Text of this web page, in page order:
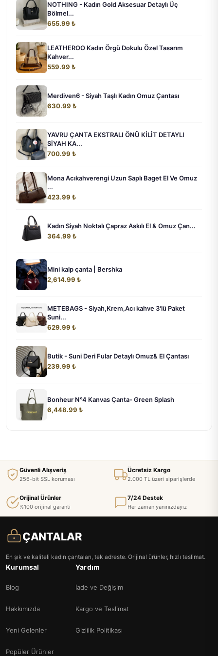
NOTHING - Kadın Gold Aksesuar Detaylı Üç
Bölmel...
655.99 ₺
LEATHEROO Kadın Örgü Dokulu Özel Tasarım
Kahver...
559.99 ₺
Merdiven6 - Siyah Taşlı Kadın Omuz Çantası
630.99 ₺
YAVRU ÇANTA EKSTRALI ÖNÜ KİLİT DETAYLI
SİYAH KA...
700.99 ₺
Mona Acıkahverengi Uzun Saplı Baget El Ve Omuz
...
423.99 ₺
Kadın Siyah Noktalı Çapraz Askılı El & Omuz Çan...
364.99 ₺
Mini kalp çanta | Bershka
2,614.99 ₺
METEBAGS - Siyah,Krem,Acı kahve 3'lü Paket
Suni...
629.99 ₺
Butik - Suni Deri Fular Detaylı Omuz& El Çantası
239.99 ₺
Bonheur N°4 Kanvas Çanta- Green Splash
6,448.99 ₺
Güvenli Alışveriş
256-bit SSL koruması
Ücretsiz Kargo
2.000 TL üzeri siparişlerde
Orijinal Ürünler
%100 orijinal garanti
7/24 Destek
Her zaman yanınızdayız
ÇANTALAR
En şık ve kaliteli kadın çantaları, tek adreste. Orijinal ürünler, hızlı teslimat.
Kurumsal
Blog
Hakkımızda
Yeni Gelenler
Popüler Ürünler
Yardım
İade ve Değişim
Kargo ve Teslimat
Gizlilik Politikası